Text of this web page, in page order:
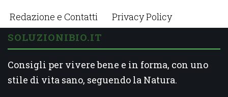
Redazione e Contatti Privacy Policy
SOLUZIONIBIO.IT
Consigli per vivere bene e in forma, con uno
stile di vita sano, seguendo la Natura.